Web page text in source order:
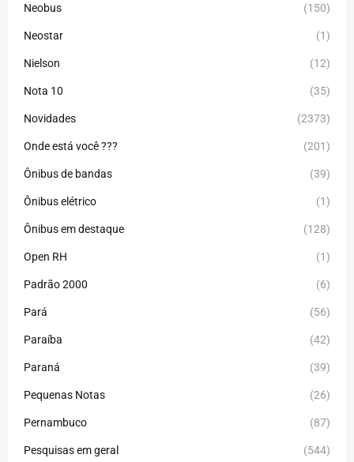
Neobus (150)
Neostar (1)
Nielson (12)
Nota 10 (35)
Novidades (2373)
Onde está você ??? (201)
Ônibus de bandas (39)
Ônibus elétrico (1)
Ônibus em destaque (128)
Open RH (1)
Padrão 2000 (6)
Pará (56)
Paraíba (42)
Paraná (39)
Pequenas Notas (26)
Pernambuco (87)
Pesquisas em geral (544)